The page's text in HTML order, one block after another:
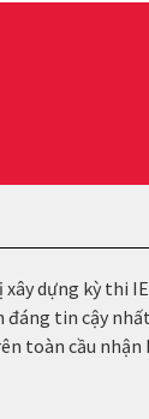
dựng kỳ thi
đáng tin cậy
toàn cầu nhận